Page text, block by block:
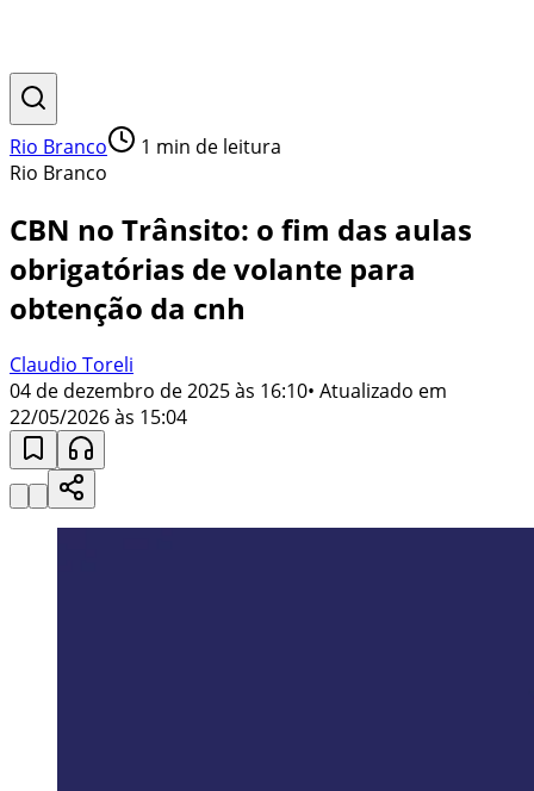
Rio Branco 1 min de leitura
Rio Branco
CBN no Trânsito: o fim das aulas
obrigatórias de volante para
obtenção da cnh
Claudio Toreli
04 de dezembro de 2025 às 16:10• Atualizado em
22/05/2026 às 15:04